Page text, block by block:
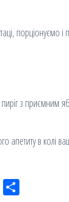
порціонуємо і
з приємним
апетиту в колі
Em